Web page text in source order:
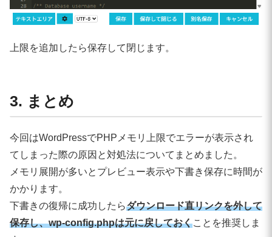
上限を追加したら保存して閉じます。
3. まとめ
今回はWordPressでPHPメモリ上限でエラーが表示され
てしまった際の原因と対処法についてまとめました。
メモリ展開が多いとプレビュー表示や下書き保存に時間が
かかります。
下書きの復帰に成功したらダウンロード直リンクを外して
保存し、wp-config.phpは元に戻しておくことを推奨しま